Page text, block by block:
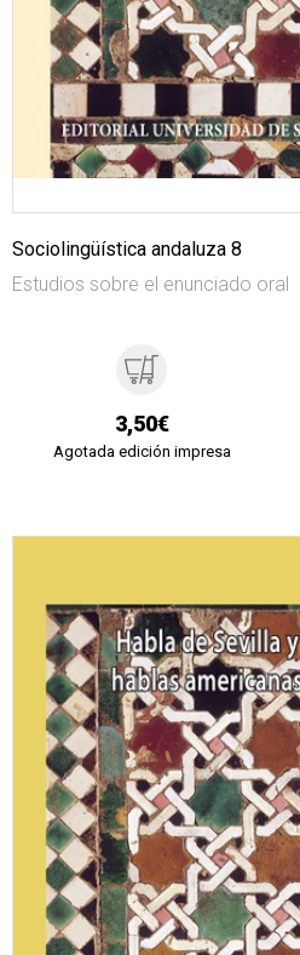
Sociolingüística andaluza 8
Estudios sobre el enunciado oral
3,50€
Agotada edición impresa